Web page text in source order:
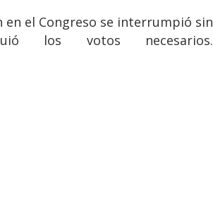
el Congreso se interrumpió sin
los votos necesarios.